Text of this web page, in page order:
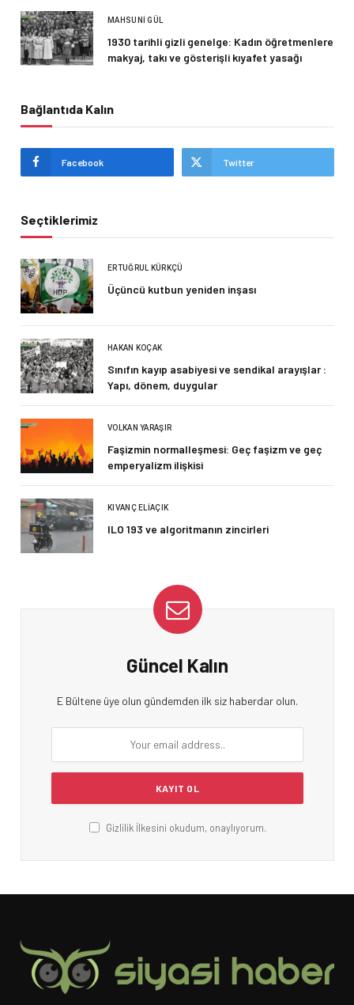
MAHSUNI GÜL
1930 tarihli gizli genelge: Kadın öğretmenlere
makyaj, takı ve gösterişli kıyafet yasağı
Bağlantıda Kalın
Facebook Twitter
Seçtiklerimiz
ERTUĞRUL KÜRKÇÜ
Üçüncü kutbun yeniden inşası
HAKAN KOÇAK
Sınıfın kayıp asabiyesi ve sendikal arayışlar :
Yapı, dönem, duygular
VOLKAN YARAŞIR
Faşizmin normalleşmesi: Geç faşizm ve geç
emperyalizm ilişkisi
KIVANÇ ELIAÇIK
ILO 193 ve algoritmanın zincirleri
Güncel Kalın
E Bültene üye olun gündemden ilk siz haberdar olun.
Gizlilik İlkesini okudum, onaylıyorum.